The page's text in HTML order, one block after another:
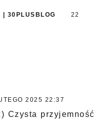
| 30PLUSBLOG
22
2025 22:37
Czysta przyjemność